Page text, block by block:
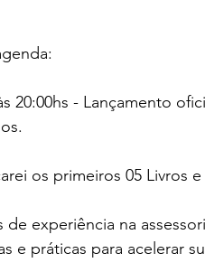
20:00hs - Lançamento
os primeiros 05 Livros
de experiência na
e práticas para acelerar